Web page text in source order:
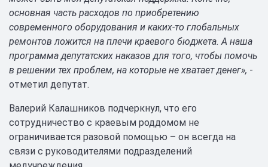
основная часть расходов по приобретению
современного оборудования и каких-то глобальных
ремонтов ложится на плечи краевого бюджета. А наша
программа депутатских наказов для того, чтобы помочь
в решении тех проблем, на которые не хватает денег», -
отметил депутат.
Валерий Калашников подчеркнул, что его
сотрудничество с краевым роддомом не
ограничивается разовой помощью – он всегда на
связи с руководителями подразделений